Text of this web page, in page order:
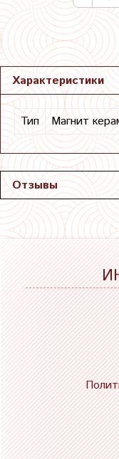
Характеристики
Тип Магнит
Отзывы